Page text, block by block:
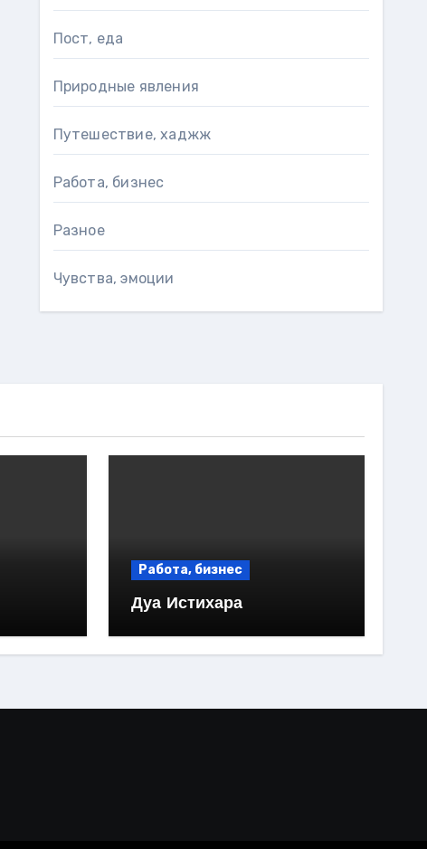
Пост, еда
Природные явления
Путешествие, хаджж
Работа, бизнес
Разное
Чувства, эмоции
Работа, бизнес
Дуа Истихара